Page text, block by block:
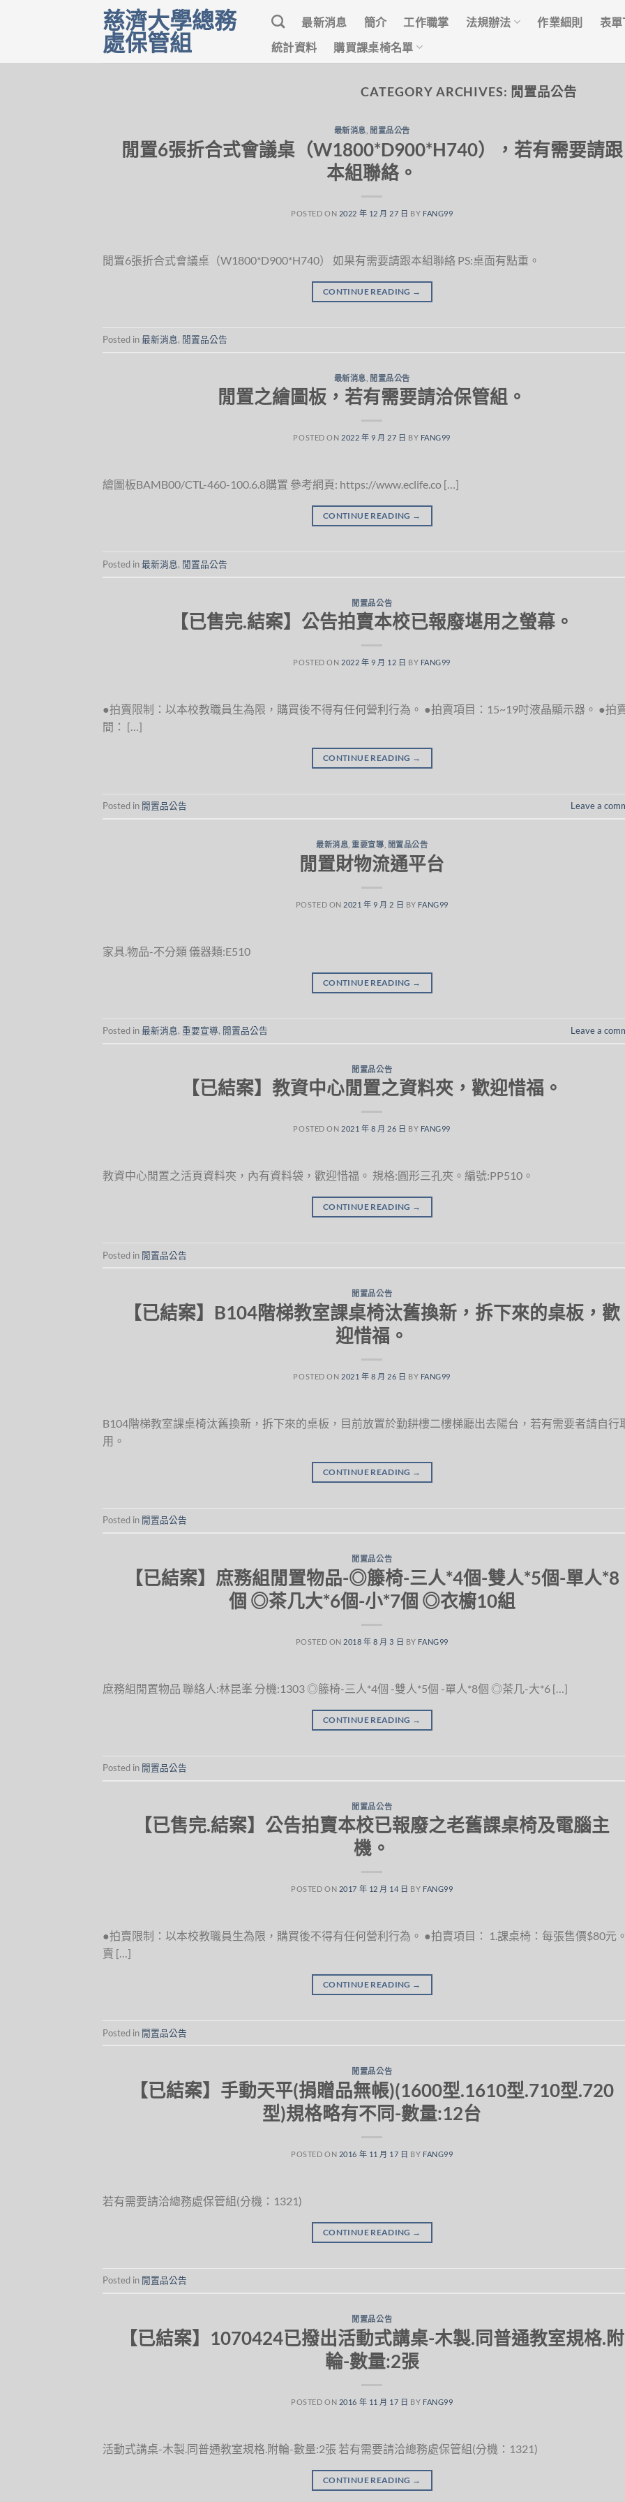
慈濟大學總務
處保管組
最新消息 簡介 工作職掌 法規辦法 作業細則
表
統計資料
購買課桌椅名單
CATEGORY ARCHIVES: 閒置品公告
最新消息 閒置品公告
閒置6張折合式會議桌（W1800*D900*H740），若有需要請跟
本組聯絡。
POSTED ON 2022 年 12 月 27 日 BY FANG99
閒置6張折合式會議桌（W1800*D900*H740） 如果有需要請跟本組聯絡 PS:桌面有點重。
CONTINUE READING →
Posted in最新消息, 閒置品公告
最新消息 閒置品公告
閒置之繪圖板，若有需要請洽保管組。
POSTED ON 2022 年 9 月 27 日 BY FANG99
繪圖板BAMB00/CTL-460-100.6.8購置 參考網頁: https://www.eclife.co […]
CONTINUE READING →
Posted in最新消息, 閒置品公告
閒置品公告
【已售完.結案】公告拍賣本校已報廢堪用之螢幕。
POSTED ON 2022 年 9 月 12 日 BY FANG99
●拍賣限制：以本校教職員生為限，購買後不得有任何營利行為。 ●拍賣項目：15~19吋液晶顯示器。 ●拍
間： […]
CONTINUE READING →
Posted in 閒置品公告 Leave a
最新消息 ,重要宣導 閒置品公告
閒置財物流通平台
POSTED ON 2021 年 9 月 2 日 BY FANG99
家具.物品-不分類 儀器類:E510
CONTINUE READING →
Posted in最新消息, 重要宣導, 閒置品公告 Leave a
閒置品公告
【已結案】教資中心閒置之資料夾，歡迎惜福。
POSTED ON 2021 年 8 月 26 日 BY FANG99
教資中心閒置之活頁資料夾，內有資料袋，歡迎惜福。 規格:圓形三孔夾。編號:PP510。
CONTINUE READING →
Posted in 閒置品公告
閒置品公告
【已結案】B104階梯教室課桌椅汰舊換新，拆下來的桌板，歡
迎惜福。
POSTED ON 2021 年 8 月 26 日 BY FANG99
B104階梯教室課桌椅汰舊換新，拆下來的桌板，目前放置於勤耕樓二樓梯廳出去陽台，若有需要者請自行
用。
CONTINUE READING →
Posted in 閒置品公告
閒置品公告
【已結案】庶務組閒置物品-◎籐椅-三人*4個-雙人*5個-單人*8
個 ◎茶几大*6個-小*7個 ◎衣櫥10組
POSTED ON 2018 年 8 月 3 日 BY FANG99
庶務組閒置物品 聯絡人:林昆峯 分機:1303 ◎籐椅-三人*4個 -雙人*5個 -單人*8個 ◎茶几-大*6 […]
CONTINUE READING →
Posted in 閒置品公告
閒置品公告
【已售完.結案】公告拍賣本校已報廢之老舊課桌椅及電腦主
機。
POSTED ON 2017 年 12 月 14 日 BY FANG99
●拍賣限制：以本校教職員生為限，購買後不得有任何營利行為。 ●拍賣項目： 1.課桌椅：每張售價$80元
賣 […]
CONTINUE READING →
Posted in 閒置品公告
閒置品公告
【已結案】手動天平(捐贈品無帳)(1600型.1610型.710型.720
型)規格略有不同-數量:12台
POSTED ON 2016 年 11 月 17 日 BY FANG99
若有需要請洽總務處保管組(分機：1321)
CONTINUE READING →
Posted in 閒置品公告
閒置品公告
【已結案】1070424已撥出活動式講桌-木製.同普通教室規格.附
輪-數量:2張
POSTED ON 2016 年 11 月 17 日 BY FANG99
活動式講桌-木製.同普通教室規格.附輪-數量:2張 若有需要請洽總務處保管組(分機：1321)
CONTINUE READING →